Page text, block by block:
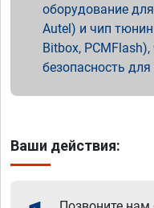
оборудование
Autel) и чип
Bitbox,
безопасность
Ваши действия: